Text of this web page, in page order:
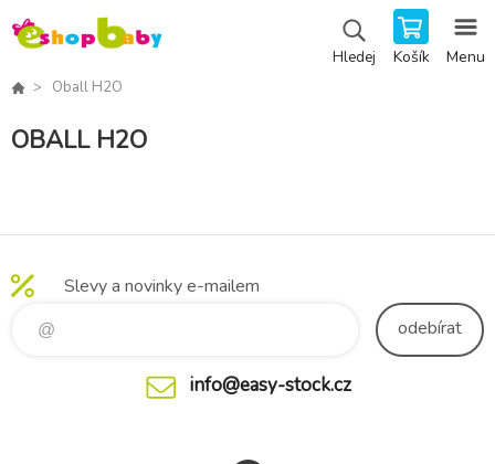
Hledej Košík Menu
Oball H2O
OBALL H2O
Slevy a novinky e-mailem
odebírat
info@easy-stock.cz